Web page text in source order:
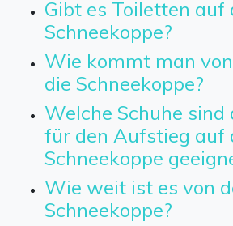
Gibt es Toiletten auf
Schneekoppe?
Wie kommt man
die Schneekoppe?
Welche Schuhe sind
für den Aufstieg auf
Schneekoppe
Wie weit ist es von
Schneekoppe?